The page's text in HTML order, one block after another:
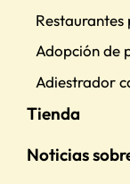
Adopción de
Adiestrador
Tienda
Noticias